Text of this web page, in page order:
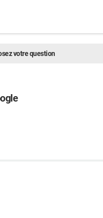
votre question